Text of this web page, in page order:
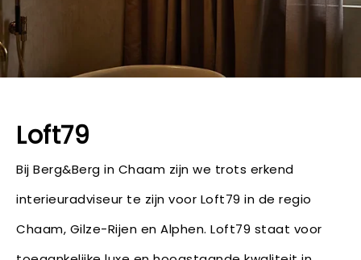
Loft79
Bij Berg&Berg in Chaam zijn we trots erkend
interieuradviseur te zijn voor Loft79 in de regio
Chaam, Gilze-Rijen en Alphen. Loft79 staat voor